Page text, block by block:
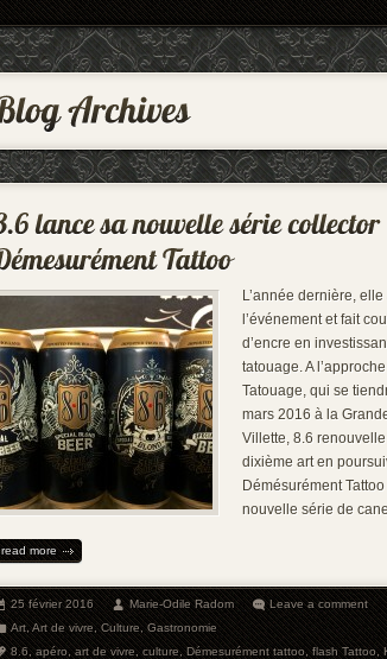
L’année dernière,
l’événement et fait
d’encre en
tatouage. A
Tatouage, qui se
mars 2016 à la
Villette, 8.6
dixième art en
Démésurément
nouvelle série de
read more
25 février 2016 Marie-Odile Radom
Leave a comment
Art,Art de vivre,Culture,Gastronomie
8.6,apéro,art de vivre,culture,Démesurément tattoo,flash Tattoo,